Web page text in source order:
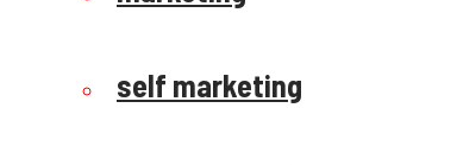
self marketing